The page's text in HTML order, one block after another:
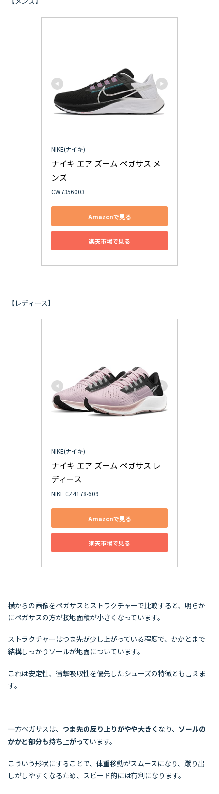
NIKE(ナイキ)
ナイキ エア ズーム ペガサス メ
ンズ
CW7356003
Amazonで見る
楽天市場で見る
【レディース】
NIKE(ナイキ)
ナイキ エア ズーム ペガサス レ
ディース
NIKE CZ4178-609
Amazonで見る
楽天市場で見る
横からの画像をペガサスとストラクチャーで比較すると、明らか
にペガサスの方が接地面積が小さくなっています。
ストラクチャーはつま先が少し上がっている程度で、かかとまで
結構しっかりソールが地面についています。
これは安定性、衝撃吸収性を優先したシューズの特徴とも言えま
す。
一方ペガサスは、 つま先の反り上りがやや大きく なり、 ソールの
かかと部分も持ち上がっています。
こういう形状にすることで、体重移動がスムースになり、蹴り出
しがしやすくなるため、スピード的には有利になります。